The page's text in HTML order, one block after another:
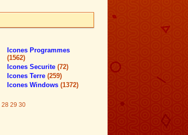
Icones Programmes
(1562)
Icones Securite (72)
Icones Terre (259)
Icones Windows (1372)
28 29 30